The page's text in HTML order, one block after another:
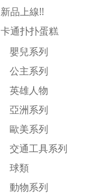
新品上線!!
卡通扑扑蛋糕
嬰兒系列
公主系列
英雄人物
亞洲系列
歐美系列
交通工具系列
球類
動物系列